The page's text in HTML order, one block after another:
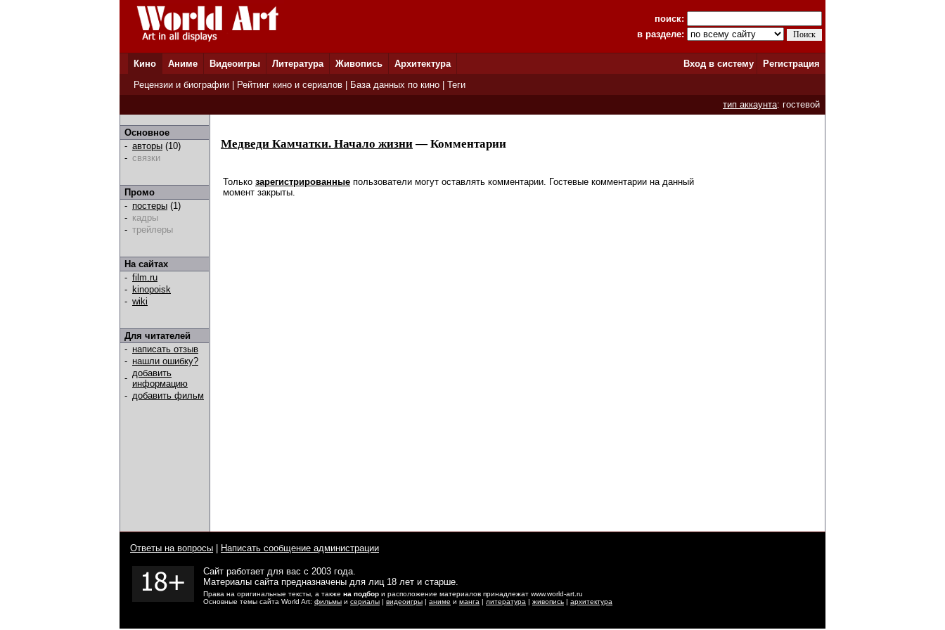
поиск:
в разделе:
Кино Аниме Видеоигры Литература Живопись Архитектура Вход в систему
Регистрация
Рецензии и биографии
Рейтинг кино и сериалов База данных по кино
Теги
тип аккаунта: гостевой
Основное
- авторы (10)
- связки
Промо
- постеры (1)
- кадры
- трейлеры
На сайтах
- film.ru
- kinopoisk
- wiki
Для читателей
- написать отзыв
- нашли ошибку?
- добавить
информацию
- добавить фильм
Медведи Камчатки. Начало жизни— Комментарии
Только зарегистрированные пользователи могут оставлять комментарии. Гостевые комментарии на данный
момент закрыты.
Ответы на вопросы Написать сообщение администрации
Сайт работает для вас с 2003 года.
Материалы сайта предназначены для лиц 18 лет и старше.
Права на оригинальные тексты, а также на подбор и расположение материалов принадлежат www.world-art.ru
Основные темы сайта World Art: фильмы и сериалы | видеоигры | аниме и манга | литература | живопись | архитектура